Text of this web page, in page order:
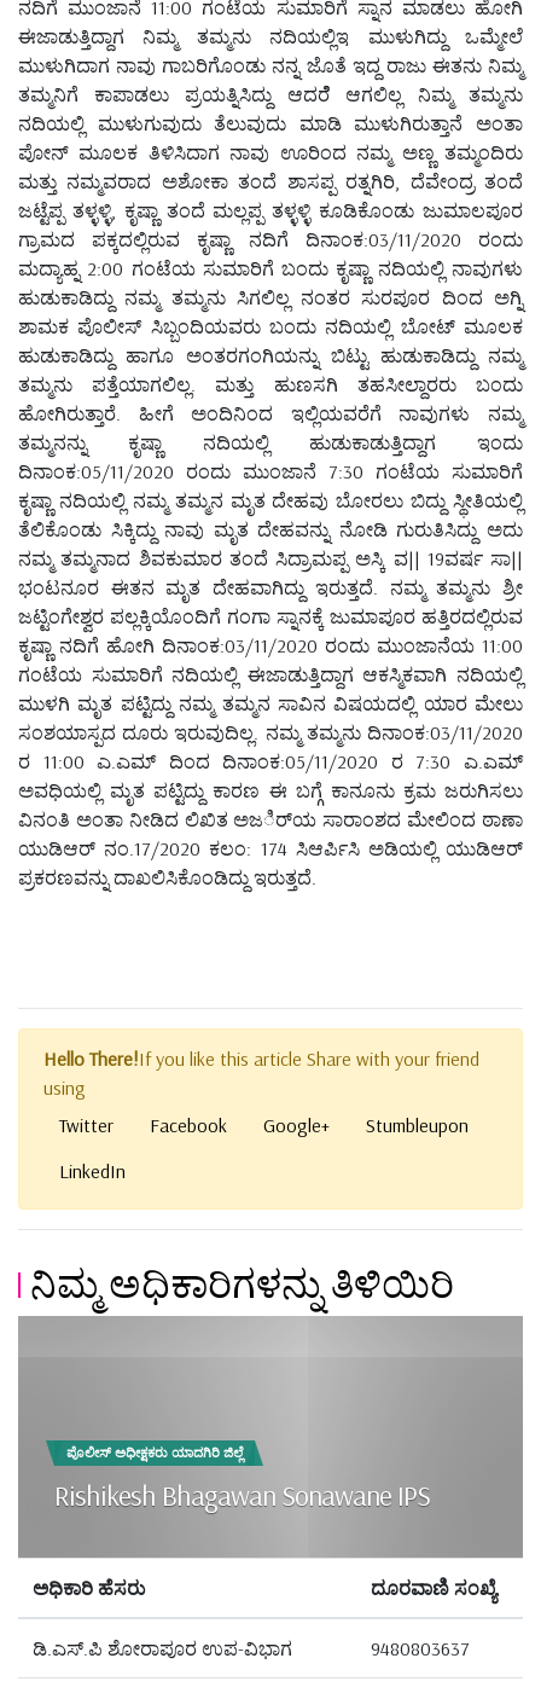
ನದಿಗೆ ಮುಂಜಾನೆ 11:00 ಗಂಟೆಯ ಸುಮಾರಿಗೆ ಸ್ನಾನ ಮಾಡಲು ಹೋಗಿ
ಈಜಾಡುತ್ತಿದ್ದಾಗ ನಿಮ್ಮ ತಮ್ಮನು ನದಿಯಲ್ಲಿಇ ಮುಳುಗಿದ್ದು ಒಮ್ಮೇಲೆ
ಮುಳುಗಿದಾಗ ನಾವು ಗಾಬರಿಗೊಂಡು ನನ್ನ ಜೊತೆ ಇದ್ದ ರಾಜು ಈತನು ನಿಮ್ಮ
ತಮ್ಮನಿಗೆ ಕಾಪಾಡಲು ಪ್ರಯತ್ನಿಸಿದ್ದು ಆದರೆೆ ಆಗಲಿಲ್ಲ ನಿಮ್ಮ ತಮ್ಮನು
ನದಿಯಲ್ಲಿ ಮುಳುಗುವುದು ತೆಲುವುದು ಮಾಡಿ ಮುಳುಗಿರುತ್ತಾನೆ ಅಂತಾ
ಪೋನ್ ಮೂಲಕ ತಿಳಿಸಿದಾಗ ನಾವು ಊರಿಂದ ನಮ್ಮ ಅಣ್ಣ ತಮ್ಮಂದಿರು
ಮತ್ತು ನಮ್ಮವರಾದ ಅಶೋಕಾ ತಂದೆ ಶಾಸಪ್ಪ ರತ್ನಗಿರಿ, ದೆವೇಂದ್ರ ತಂದೆ
ಜಟ್ಟೆಪ್ಪ ತಳ್ಳಳ್ಳಿ, ಕೃಷ್ಣಾ ತಂದೆ ಮಲ್ಲಪ್ಪ ತಳ್ಳಳ್ಳಿ ಕೂಡಿಕೊಂಡು ಜುಮಾಲಪೂರ
ಗ್ರಾಮದ ಪಕ್ಕದಲ್ಲಿರುವ ಕೃಷ್ಣಾ ನದಿಗೆ ದಿನಾಂಕ:03/11/2020 ರಂದು
ಮದ್ಯಾಹ್ನ 2:00 ಗಂಟೆಯ ಸುಮಾರಿಗೆ ಬಂದು ಕೃಷ್ಣಾ ನದಿಯಲ್ಲಿ ನಾವುಗಳು
ಹುಡುಕಾಡಿದ್ದು ನಮ್ಮ ತಮ್ಮನು ಸಿಗಲಿಲ್ಲ ನಂತರ ಸುರಪೂರ ದಿಂದ ಅಗ್ನಿ
ಶಾಮಕ ಪೊಲೀಸ್ ಸಿಬ್ಬಂದಿಯವರು ಬಂದು ನದಿಯಲ್ಲಿ ಬೋಟ್ ಮೂಲಕ
ಹುಡುಕಾಡಿದ್ದು ಹಾಗೂ ಅಂತರಗಂಗಿಯನ್ನು ಬಿಟ್ಟು ಹುಡುಕಾಡಿದ್ದು ನಮ್ಮ
ತಮ್ಮನು ಪತ್ತೆಯಾಗಲಿಲ್ಲ. ಮತ್ತು ಹುಣಸಗಿ ತಹಸೀಲ್ದಾರರು ಬಂದು
ಹೋಗಿರುತ್ತಾರೆ. ಹೀಗೆ ಅಂದಿನಿಂದ ಇಲ್ಲಿಯವರೆಗೆ ನಾವುಗಳು ನಮ್ಮ
ತಮ್ಮನನ್ನು ಕೃಷ್ಣಾ ನದಿಯಲ್ಲಿ ಹುಡುಕಾಡುತ್ತಿದ್ದಾಗ ಇಂದು
ದಿನಾಂಕ:05/11/2020 ರಂದು ಮುಂಜಾನೆ 7:30 ಗಂಟೆಯ ಸುಮಾರಿಗೆ
ಕೃಷ್ಣಾ ನದಿಯಲ್ಲಿ ನಮ್ಮ ತಮ್ಮನ ಮೃತ ದೇಹವು ಬೋರಲು ಬಿದ್ದು ಸ್ಥೀತಿಯಲ್ಲಿ
ತೆಲಿಕೊಂಡು ಸಿಕ್ಕಿದ್ದು ನಾವು ಮೃತ ದೇಹವನ್ನು ನೋಡಿ ಗುರುತಿಸಿದ್ದು ಅದು
ನಮ್ಮ ತಮ್ಮನಾದ ಶಿವಕುಮಾರ ತಂದೆ ಸಿದ್ರಾಮಪ್ಪ ಅಸ್ಕಿ ವ|| 19ವರ್ಷ ಸಾ||
ಭಂಟನೂರ ಈತನ ಮೃತ ದೇಹವಾಗಿದ್ದು ಇರುತ್ತದೆ. ನಮ್ಮ ತಮ್ಮನು ಶ್ರೀ
ಜಟ್ಟಿಂಗೇಶ್ವರ ಪಲ್ಲಕ್ಕಿಯೊಂದಿಗೆ ಗಂಗಾ ಸ್ನಾನಕ್ಕೆ ಜುಮಾಪೂರ ಹತ್ತಿರದಲ್ಲಿರುವ
ಕೃಷ್ಣಾ ನದಿಗೆ ಹೋಗಿ ದಿನಾಂಕ:03/11/2020 ರಂದು ಮುಂಜಾನೆಯ 11:00
ಗಂಟೆಯ ಸುಮಾರಿಗೆ ನದಿಯಲ್ಲಿ ಈಜಾಡುತ್ತಿದ್ದಾಗ ಆಕಸ್ಮಿಕವಾಗಿ ನದಿಯಲ್ಲಿ
ಮುಳಗಿ ಮೃತ ಪಟ್ಟಿದ್ದು ನಮ್ಮ ತಮ್ಮನ ಸಾವಿನ ವಿಷಯದಲ್ಲಿ ಯಾರ ಮೇಲು
ಸಂಶಯಾಸ್ಪದ ದೂರು ಇರುವುದಿಲ್ಲ. ನಮ್ಮ ತಮ್ಮನು ದಿನಾಂಕ:03/11/2020
ರ 11:00 ಎ.ಎಮ್ ದಿಂದ ದಿನಾಂಕ:05/11/2020 ರ 7:30 ಎ.ಎಮ್
ಅವಧಿಯಲ್ಲಿ ಮೃತ ಪಟ್ಟಿದ್ದು ಕಾರಣ ಈ ಬಗ್ಗೆ ಕಾನೂನು ಕ್ರಮ ಜರುಗಿಸಲು
ವಿನಂತಿ ಅಂತಾ ನೀಡಿದ ಲಿಖಿತ ಅಜರ್ಿಯ ಸಾರಾಂಶದ ಮೇಲಿಂದ ಠಾಣಾ
ಯುಡಿಆರ್ ನಂ.17/2020 ಕಲಂ: 174 ಸಿಆರ್ಪಿಸಿ ಅಡಿಯಲ್ಲಿ ಯುಡಿಆರ್
ಪ್ರಕರಣವನ್ನು ದಾಖಲಿಸಿಕೊಂಡಿದ್ದು ಇರುತ್ತದೆ.
Hello There!If you like this article Share with your friend
using
Twitter
Facebook Google+
Stumbleupon
LinkedIn
ನಿಮ್ಮ ಅಧಿಕಾರಿಗಳನ್ನು ತಿಳಿಯಿರಿ
ಪೊಲೀಸ್ ಅಧೀಕ್ಷಕರು ಯಾದಗಿರಿ ಜಿಲ್ಲೆ
Rishikesh Bhagawan Sonawane IPS
ಅಧಿಕಾರಿ ಹೆಸರು ದೂರವಾಣಿ ಸಂಖ್ಯೆ
ಡಿ.ಎಸ್.ಪಿ ಶೋರಾಪೂರ ಉಪ-ವಿಭಾಗ 9480803637